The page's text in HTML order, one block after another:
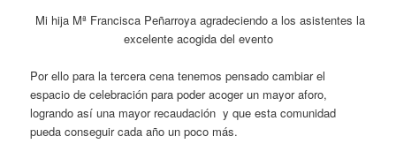
Mi hija Mª Francisca Peñarroya agradeciendo a los asistentes la
excelente acogida del evento
Por ello para la tercera cena tenemos pensado cambiar el
espacio de celebración para poder acoger un mayor aforo,
logrando así una mayor recaudación y que esta comunidad
pueda conseguir cada año un poco más.